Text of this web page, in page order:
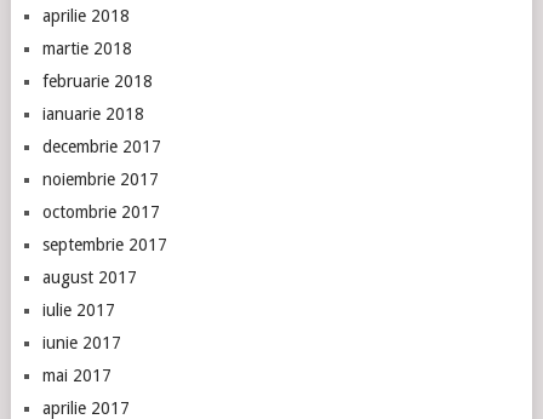
aprilie 2018
martie 2018
februarie 2018
ianuarie 2018
decembrie 2017
noiembrie 2017
octombrie 2017
septembrie 2017
august 2017
iulie 2017
iunie 2017
mai 2017
aprilie 2017